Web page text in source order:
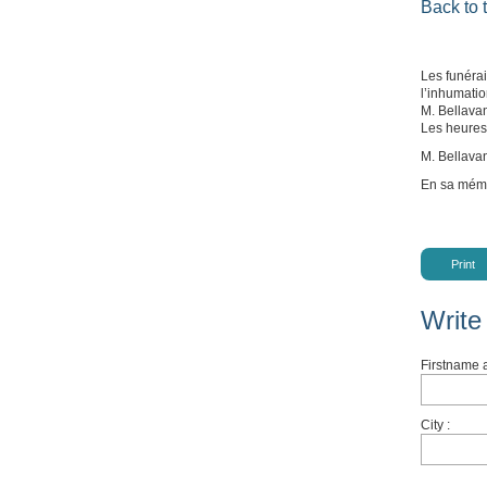
Back to
Les
M.
Les
M.
En sa
Print
Firstname
City :